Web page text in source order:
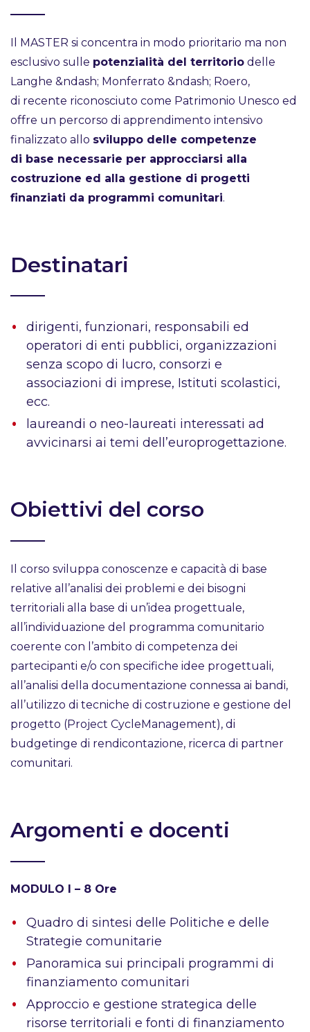
Il MASTER si concentra in modo prioritario ma non
esclusivo sulle potenzialità del territorio delle
Langhe &ndash; Monferrato &ndash; Roero,
di recente riconosciuto come Patrimonio Unesco ed
offre un percorso di apprendimento intensivo
finalizzato allo sviluppo delle competenze
di base necessarie per approcciarsi alla
costruzione ed alla gestione di progetti
finanziati da programmi comunitari.
Destinatari
dirigenti, funzionari, responsabili ed
operatori di enti pubblici, organizzazioni
senza scopo di lucro, consorzi e
associazioni di imprese, Istituti scolastici,
ecc.
laureandi o neo-laureati interessati ad
avvicinarsi ai temi dell’europrogettazione.
Obiettivi del corso
Il corso sviluppa conoscenze e capacità di base
relative all’analisi dei problemi e dei bisogni
territoriali alla base di un’idea progettuale,
all’individuazione del programma comunitario
coerente con l’ambito di competenza dei
partecipanti e/o con specifiche idee progettuali,
all’analisi della documentazione connessa ai bandi,
all’utilizzo di tecniche di costruzione e gestione del
progetto (Project CycleManagement), di
budgetinge di rendicontazione, ricerca di partner
comunitari.
Argomenti e docenti
MODULO I – 8 Ore
Quadro di sintesi delle Politiche e delle
Strategie comunitarie
Panoramica sui principali programmi di
finanziamento comunitari
Approccio e gestione strategica delle
risorse territoriali e fonti di finanziamento